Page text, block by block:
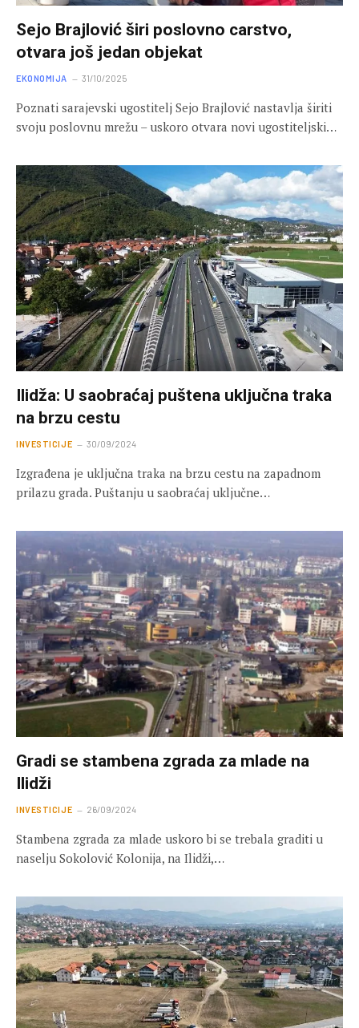
Sejo Brajlović širi poslovno carstvo,
otvara još jedan objekat
EKONOMIJA 31/10/2025
Poznati sarajevski ugostitelj Sejo Brajlović nastavlja širiti
svoju poslovnu mrežu – uskoro otvara novi ugostiteljski…
Ilidža: U saobraćaj puštena uključna traka
na brzu cestu
INVESTICIJE 30/09/2024
Izgrađena je uključna traka na brzu cestu na zapadnom
prilazu grada. Puštanju u saobraćaj uključne…
Gradi se stambena zgrada za mlade na
Ilidži
INVESTICIJE 26/09/2024
Stambena zgrada za mlade uskoro bi se trebala graditi u
naselju Sokolović Kolonija, na Ilidži,…